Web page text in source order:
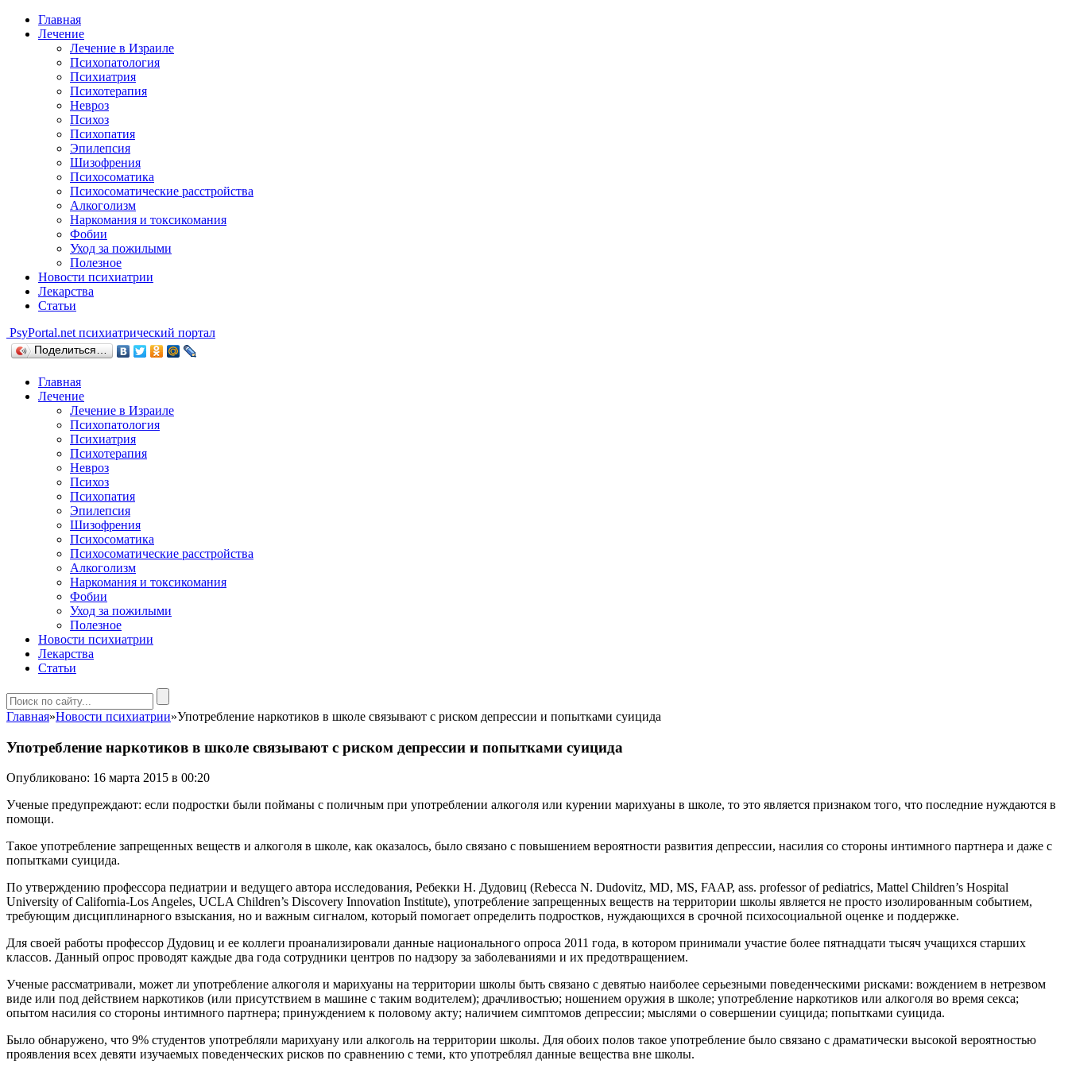
Главная
Лечение
Лечение в Израиле
Психопатология
Психиатрия
Психотерапия
Невроз
Психоз
Психопатия
Эпилепсия
Шизофрения
Психосоматика
Психосоматические расстройства
Алкоголизм
Наркомания и токсикомания
Фобии
Уход за пожилыми
Полезное
Новости психиатрии
Лекарства
Статьи
PsyPortal.net психиатрический портал
Поделиться…
Главная
Лечение
Лечение в Израиле
Психопатология
Психиатрия
Психотерапия
Невроз
Психоз
Психопатия
Эпилепсия
Шизофрения
Психосоматика
Психосоматические расстройства
Алкоголизм
Наркомания и токсикомания
Фобии
Уход за пожилыми
Полезное
Новости психиатрии
Лекарства
Статьи
Главная»Новости психиатрии»Употребление наркотиков в школе связывают с риском депрессии и попытками суицида
Употребление наркотиков в школе связывают с риском депрессии и попытками суицида
Опубликовано: 16 марта 2015 в 00:20
Ученые предупреждают: если подростки были пойманы с поличным при употреблении алкоголя или курении марихуаны в школе, то это является признаком того, что последние нуждаются в
помощи.
Такое употребление запрещенных веществ и алкоголя в школе, как оказалось, было связано с повышением вероятности развития депрессии, насилия со стороны интимного партнера и даже с
попытками суицида.
По утверждению профессора педиатрии и ведущего автора исследования, Ребекки Н. Дудовиц (Rebecca N. Dudovitz, MD, MS, FAAP, ass. professor of pediatrics, Mattel Children’s Hospital
University of California-Los Angeles, UCLA Children’s Discovery Innovation Institute), употребление запрещенных веществ на территории школы является не просто изолированным событием,
требующим дисциплинарного взыскания, но и важным сигналом, который помогает определить подростков, нуждающихся в срочной психосоциальной оценке и поддержке.
Для своей работы профессор Дудовиц и ее коллеги проанализировали данные национального опроса 2011 года, в котором принимали участие более пятнадцати тысяч учащихся старших
классов. Данный опрос проводят каждые два года сотрудники центров по надзору за заболеваниями и их предотвращением.
Ученые рассматривали, может ли употребление алкоголя и марихуаны на территории школы быть связано с девятью наиболее серьезными поведенческими рисками: вождением в нетрезвом
виде или под действием наркотиков (или присутствием в машине с таким водителем); драчливостью; ношением оружия в школе; употребление наркотиков или алкоголя во время секса;
опытом насилия со стороны интимного партнера; принуждением к половому акту; наличием симптомов депрессии; мыслями о совершении суицида; попытками суицида.
Было обнаружено, что 9% студентов употребляли марихуану или алкоголь на территории школы. Для обоих полов такое употребление было связано с драматически высокой вероятностью
проявления всех девяти изучаемых поведенческих рисков по сравнению с теми, кто употреблял данные вещества вне школы.